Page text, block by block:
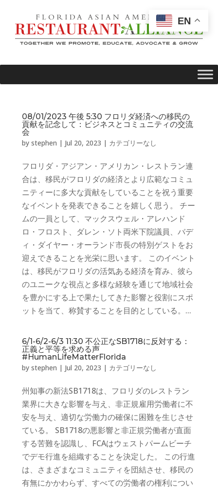
08/01/2023 午後 5:30 フロリダ経済への移民の
貢献を記念して：ビジネスとコミュニティの交流
会
by stephen | Jul 20, 2023 | カテゴリーなし
フロリダ・アジアン・アメリカン・レストラン連
合は、移民がフロリダの経済とより広範なコミュ
ニティーに多大な貢献をしていることを祝う重要
なイベントを発表できることを嬉しく思う。 チー
ムの一員として、マックスウェル・アレハンド
ロ・フロスト、ダレン・ソト両米下院議員、バデ
ィ・ダイヤー・オーランド市長の特別ゲストをお
迎えできることを光栄に思います。 このイベント
は、移民がフロリダの活気ある経済を育み、彼ら
のユニークな視点と多様な経験を通じて地域社会
を豊かにする上で果たしてきた影響と役割にスポ
ットを当て、称賛することを目的としている。...
6/1-6/2-6/3 11:30 不公正なSB1718に反対する：
正義と平等を求める声
#HumanLifeMatterFlorida
by stephen | Jul 20, 2023 | カテゴリーなし
州知事の新法SB1718は、フロリダのレストラン
業界に大きな影響を与え、非正規雇用労働者に不
安を与え、適切な労働力の確保に困難を生じさせ
ている。 SB1718の悪影響と非正規労働者が直面
する苦難を認識し、FCAはウェストパームビーチ
でデモ行進を組織することを決定した。 この行進
は、さまざまなコミュニティを団結させ、移民の
有無にかかわらず、すべての労働者の権利につい
EN